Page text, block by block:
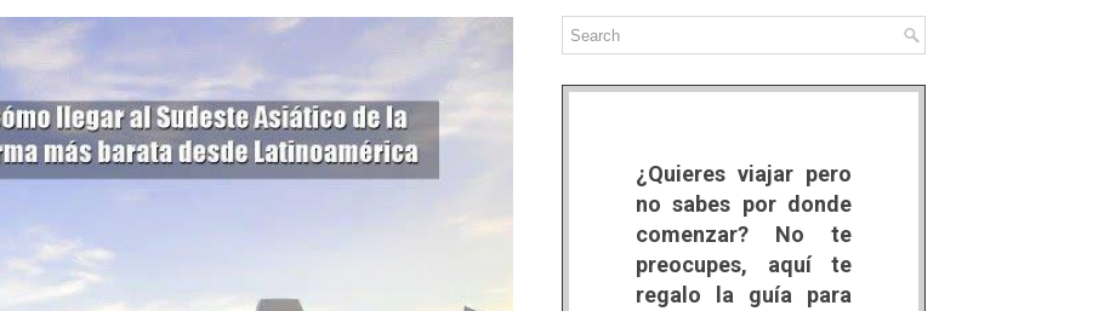
¿Quieres viajar pero
no sabes por donde
comenzar? No te
preocupes, aquí te
regalo la guía para